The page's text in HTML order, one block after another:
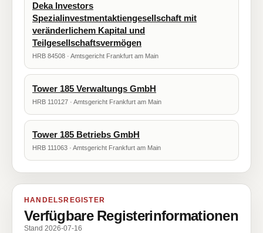
Deka Investors
Spezialinvestmentaktiengesellschaft mit
veränderlichem Kapital und
Teilgesellschaftsvermögen
HRB 84508 · Amtsgericht Frankfurt am Main
Tower 185 Verwaltungs GmbH
HRB 110127 · Amtsgericht Frankfurt am Main
Tower 185 Betriebs GmbH
HRB 111063 · Amtsgericht Frankfurt am Main
HANDELSREGISTER
Verfügbare Registerinformationen
Stand 2026-07-16